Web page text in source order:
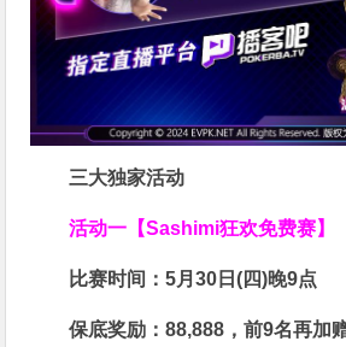
三大独家活动
活动一【Sashimi狂欢免费赛】
比赛时间：5月30日(四)晚9点
保底奖励：88,888 ，前9名再加